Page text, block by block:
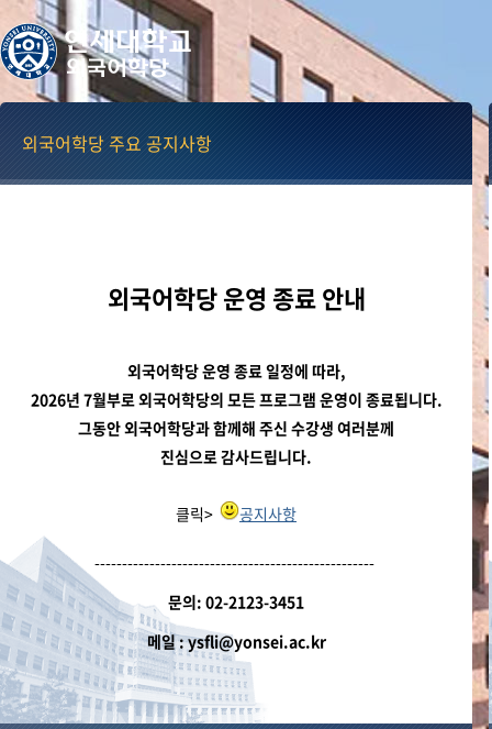
외국어학당 주요 공지사항
외국어학당 운영 종료 안내
외국어학당 운영 종료 일정에 따라,
2026년 7월부로 외국어학당의 모든 프로그램 운영이 종료됩니다.
그동안 외국어학당과 함께해 주신 수강생 여러분께
진심으로 감사드립니다.
클릭> 공지사항
---------------------------------------------------
문의: 02-2123-3451
메일 : ysfli@yonsei.ac.kr